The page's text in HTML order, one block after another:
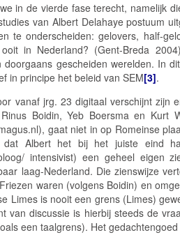
in de vierde fase terecht, namelijk
van Albert Delahaye postuum
te onderscheiden: gelovers, half-
in Nederland? (Gent-Breda
doorgaans gescheiden werelden. In
in principe het beleid van SEM[3].
vanaf jrg. 23 digitaal verschijnt zijn
Boidin, Yeb Boersma en Kurt
gaat niet in op Romeinse
dat Albert het bij het juiste eind
intensivist) een geheel eigen
laag-Nederland. Die zienswijze
waren (volgens Boidin) en
Limes is nooit een grens (Limes)
van discussie is hierbij steeds de
een taalgrens). Het